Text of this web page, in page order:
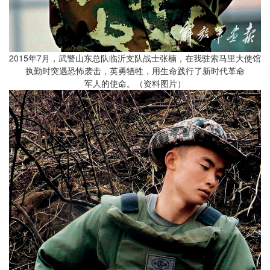
2015年7月，武警山东总队临沂支队战士张楠，在我驻索马里大使馆
执勤时突遇恐怖袭击，英勇牺牲，用生命践行了新时代革命
军人的使命。（资料图片）